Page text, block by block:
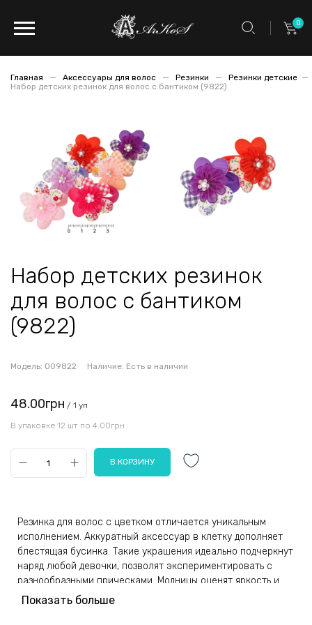
0
Главная Аксессуары для волос Резинки
Резинки детские
Набор детских резинок для волос с бантиком (9822)
Набор детских резинок
для волос с бантиком
(9822)
Модель: 009822 Наличие: Есть в наличии
48.00грн / 1 уп
В упаковке 12 шт по 4.00грн
Резинка для волос с цветком отличается уникальным
исполнением. Аккуратный аксессуар в клетку дополняет
блестящая бусинка. Такие украшения идеально подчеркнут
наряд любой девочки, позволят экспериментировать с
разнообразными прическами. Модницы оценят яркость и
блеск, а мамы качественный мягкий материал. В
Показать больше